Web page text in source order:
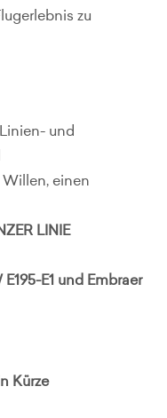
zu
und
einen
LINIE
E195-E1 und Embraer
Kürze